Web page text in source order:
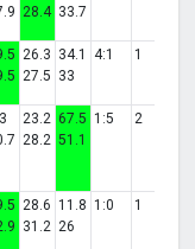
28.4 33.7
26.3
27.5
34.1
33
4:1 1
23.2
28.2
67.5
51.1
1:5 2
28.6
31.2
11.8
26
1:0 1